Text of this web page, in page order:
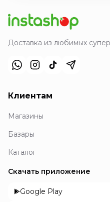
Доставка из любимых
Клиентам
Магазины
Базары
Каталог
Скачать приложение
Google Play